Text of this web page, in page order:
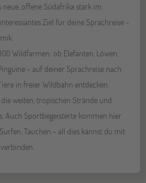
offene Südafrika stark im
Ziel für deine Sprachreise -
Wildfarmen: ob Elefanten, Löwen,
- auf deiner Sprachreise nach
in freier Wildbahn entdecken.
weiten, tropischen Strände und
Auch Sportbegeisterte kommen hier
Tauchen - all dies kannst du mit